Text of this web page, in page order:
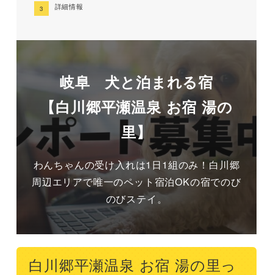
詳細情報
岐阜 犬と泊まれる宿
【白川郷平瀬温泉 お宿 湯の
里】
わんちゃんの受け入れは1日1組のみ！白川郷
周辺エリアで唯一のペット宿泊OKの宿でのび
のびステイ。
白川郷平瀬温泉 お宿 湯の里っ